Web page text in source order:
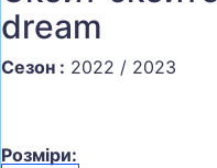
dream
Сезон : 2022 / 2023
Розміри: